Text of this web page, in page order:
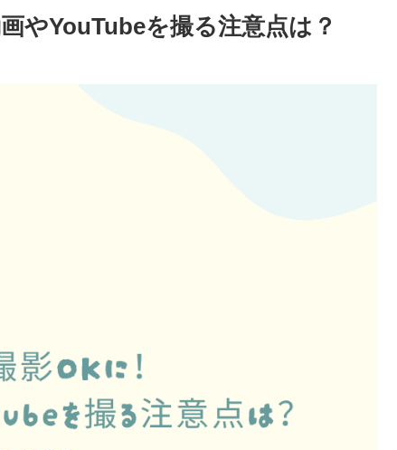
やYouTubeを撮る注意点は？